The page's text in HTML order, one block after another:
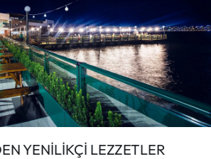
YENİLİKÇİ LEZZETLER